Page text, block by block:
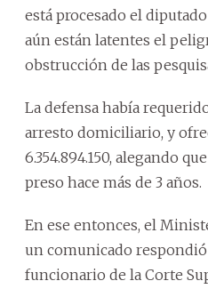
está procesado el
aún están latentes el
obstrucción de las
La defensa había
arresto domiciliario, y
6.354.894.150, alegando
preso hace más de 3 años.
En ese entonces, el
un comunicado
funcionario de la Corte